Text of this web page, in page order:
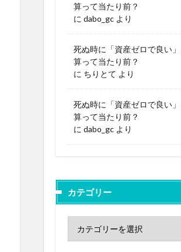
算って当たり前？
に dabo_gc より
死ぬ時に「資産ゼロで良い
算って当たり前？
に ちりとて より
死ぬ時に「資産ゼロで良い
算って当たり前？
に dabo_gc より
カテゴリー